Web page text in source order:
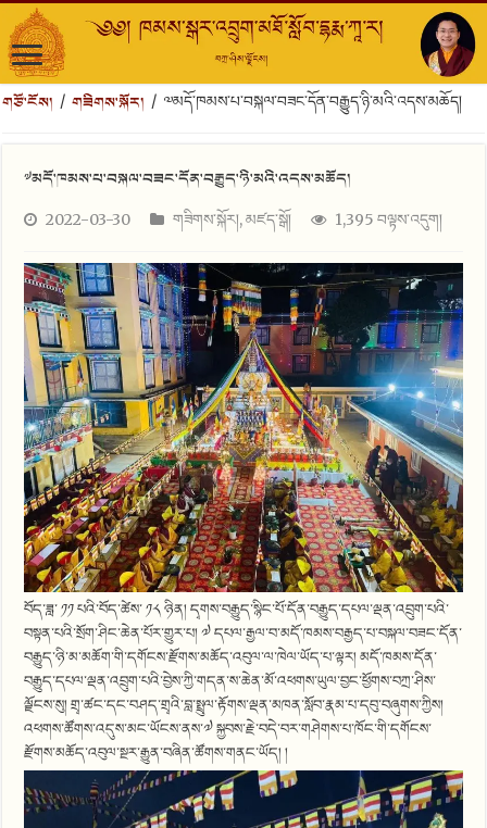
གཙོ་ངོས། / གཟིགས་སྐོར། / ༧མདོ་ཁམས་པ་བསྐལ་བཟང་དོན་བརྒྱུད་ཉི་མའི་འདས་མཆོད།
༧མདོ་ཁམས་པ་བསྐལ་བཟང་དོན་བརྒྱུད་ཉི་མའི་འདས་མཆོད།
2022-03-30 གཟིགས་སྐོར།,མཛད་སྒོ། 1,395 བལྟས་འདུག།
བོད་ཟླ་ ༡༡ པའི་བོད་ཚེས་ ༡༨ ཉིན། དྭགས་བརྒྱུད་སྙིང་པོ་དོན་བརྒྱུད་དཔལ་ལྡན་འབྲུག་པའི་
བསྟན་པའི་སྲོག་ཤིང་ཆེན་པོར་གྱུར་པ། ༧ དཔལ་རྒྱལ་བ་མདོ་ཁམས་བརྒྱད་པ་བསྐལ་བཟང་དོན་
བརྒྱུད་ཉི་མ་མཆོག་གི་དགོངས་རྫོགས་མཆོད་འབུལ་ལ་ཁེལ་ཡོད་པ་ལྟར། མདོ་ཁམས་དོན་
བརྒྱུད་དཔལ་ལྡན་འབྲུག་པའི་བྱེས་ཀྱི་གདན་ས་ཆེན་མོ་འཕགས་ཡུལ་བྱང་ཕྱོགས་བཀྲ་ཤིས་
ལྗོངས་སུ། གྲྭ་ཚང་དང་བཤད་གྲྭའི་བླ་སྤྲུལ་རྟོགས་ལྡན་མཁན་སློབ་རྣམ་པ་དབུ་བཞུགས་ཀྱིས།
འཕགས་ཚོགས་འདུས་མང་ཡོངས་ནས་༧ སྐྱབས་རྗེ་བདེ་བར་གཤེགས་པ་ཁོང་གི་དགོངས་
རྫོགས་མཆོད་འབུལ་སྔར་རྒྱུན་བཞིན་ཚོགས་གནང་ཡོད། །